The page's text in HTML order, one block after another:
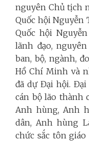
nguyên Chủ tịch
Quốc hội Nguyễn
Quốc hội
lãnh đạo,
ban, bộ, ngành,
Hồ Chí Minh và
đã dự Đại hội.
cán bộ lão thành
Anh hùng, Anh
dân, Anh hùng
chức sắc tôn